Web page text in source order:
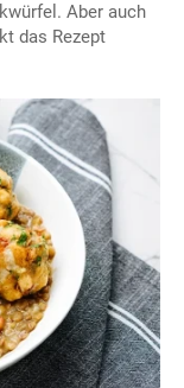
Aber auch
das Rezept